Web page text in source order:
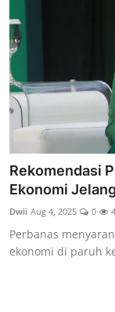
Bisnis
Industri
Korporasi
Kripto
Obligasi &
Rekomendasi
Rekomendasi
Ekonomi
Dwii Aug 4, 2025 0 4
Perbanas
ekonomi di paruh